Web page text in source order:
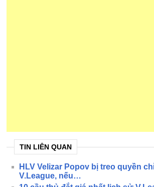
TIN LIÊN QUAN
HLV Velizar Popov bị treo quyền
V.League, nếu…